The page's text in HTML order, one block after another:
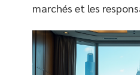
marchés et les